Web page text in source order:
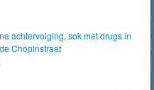
achtervolging, sok met drugs in
Chopinstraat